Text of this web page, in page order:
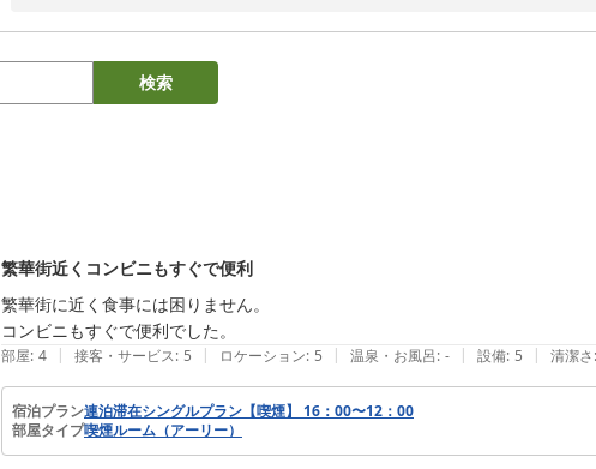
検索
繁華街近くコンビニもすぐで便利
繁華街に近く食事には困りません。
コンビニもすぐで便利でした。
部屋: 4 | 接客・サービス: 5 | ロケーション: 5 | 温泉・お風呂: - | 設備: 5 | 清潔さ:
宿泊プラン連泊滞在シングルプラン【喫煙】 16：00〜12：00
部屋タイプ喫煙ルーム（アーリー）